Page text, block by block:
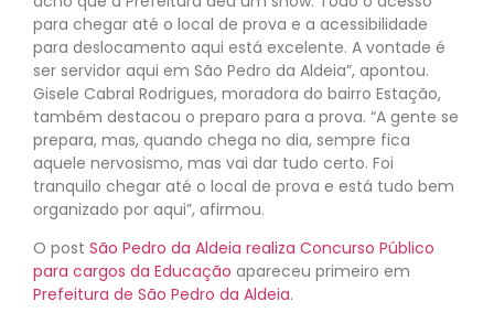
para chegar até o local de prova e a acessibilidade
para deslocamento aqui está excelente. A vontade é
ser servidor aqui em São Pedro da Aldeia”, apontou.
Gisele Cabral Rodrigues, moradora do bairro Estação,
também destacou o preparo para a prova. “A gente se
prepara, mas, quando chega no dia, sempre fica
aquele nervosismo, mas vai dar tudo certo. Foi
tranquilo chegar até o local de prova e está tudo bem
organizado por aqui”, afirmou.
O post São Pedro da Aldeia realiza Concurso Público
para cargos da Educação apareceu primeiro em
Prefeitura de São Pedro da Aldeia.